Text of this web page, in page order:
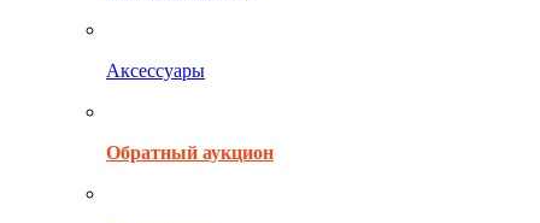
Аксессуары
Обратный аукцион